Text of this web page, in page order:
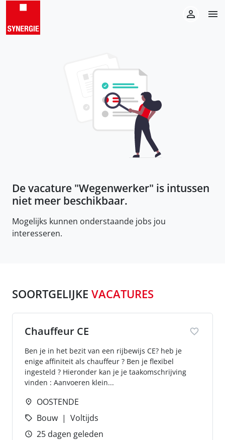
De vacature "Wegenwerker" is intussen
niet meer beschikbaar.
Mogelijks kunnen onderstaande jobs jou
interesseren.
SOORTGELIJKE VACATURES
Chauffeur CE
Ben je in het bezit van een rijbewijs CE? heb je
enige affiniteit als chauffeur ? Ben je flexibel
ingesteld ? Hieronder kan je je taakomschrijving
vinden : Aanvoeren klein...
OOSTENDE
Bouw
Voltijds
25 dagen geleden